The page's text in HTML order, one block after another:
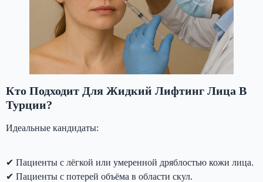
Кто Подходит Для Жидкий Лифтинг Лица В
Турции?
Идеальные кандидаты:
✔ Пациенты с лёгкой или умеренной дряблостью кожи лица.
✔ Пациенты с потерей объёма в области скул.